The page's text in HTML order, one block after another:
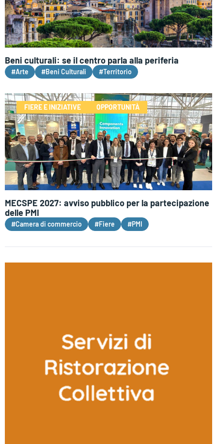
Beni culturali: se il centro parla alla periferia
#Arte #Beni Culturali #Territorio
FIERE E INIZIATIVE OPPORTUNITÀ
MECSPE 2027: avviso pubblico per la partecipazione
delle PMI
#Camera di commercio #Fiere #PMI